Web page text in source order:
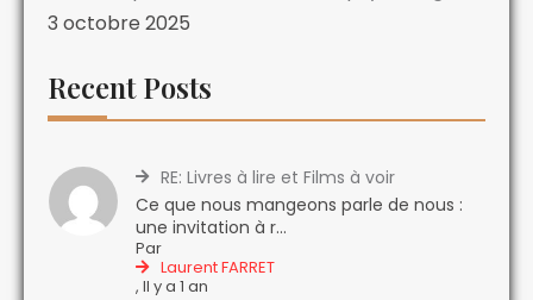
3 octobre 2025
Recent Posts
RE: Livres à lire et Films à voir
Ce que nous mangeons parle de nous :
une invitation à r...
Par
Laurent FARRET
,Il y a 1 an